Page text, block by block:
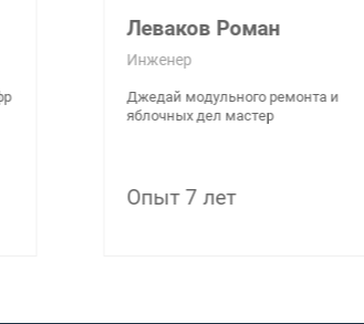
Быков Михаил
Инженер
Повелитель паяльника,
властелин микросхем и гуру
Опыт 10 лет